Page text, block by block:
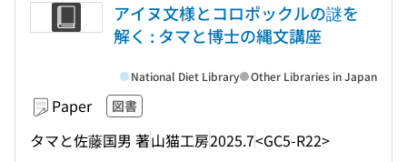
アイヌ文様とコロポックルの謎を
解く : タマと博士の縄文講座
Paper 図書
タマと佐藤国男 著山猫工房2025.7<GC5-R22>
National Diet Library Other Libraries in Japan